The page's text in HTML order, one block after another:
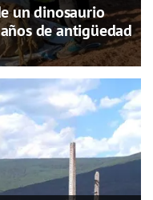
un dinosaurio
de antigüedad